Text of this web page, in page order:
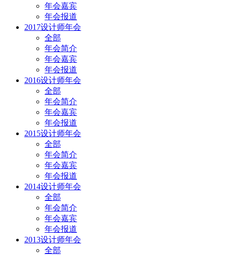
年会嘉宾
年会报道
2017设计师年会
全部
年会简介
年会嘉宾
年会报道
2016设计师年会
全部
年会简介
年会嘉宾
年会报道
2015设计师年会
全部
年会简介
年会嘉宾
年会报道
2014设计师年会
全部
年会简介
年会嘉宾
年会报道
2013设计师年会
全部